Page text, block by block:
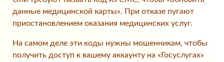
данные медицинской карты». При отказе пугают
приостановлением оказания медицинских услуг.
На самом деле эти коды нужны мошенникам, чтобы
получить доступ к вашему аккаунту на «Госуслугах»